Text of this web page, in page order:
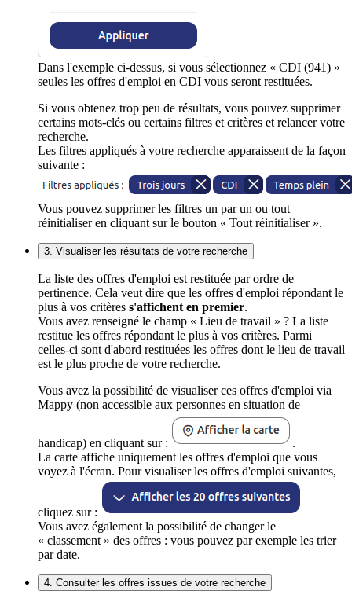
Dans l'exemple ci-dessus, si vous sélectionnez « CDI (941) »
seules les offres d'emploi en CDI vous seront restituées.
Si vous obtenez trop peu de résultats, vous pouvez supprimer
certains mots-clés ou certains filtres et critères et relancer votre
recherche.
Les filtres appliqués à votre recherche apparaissent de la façon
suivante :
Vous pouvez supprimer les filtres un par un ou tout
réinitialiser en cliquant sur le bouton « Tout réinitialiser ».
3. Visualiser les résultats de votre recherche
La liste des offres d'emploi est restituée par ordre de
pertinence. Cela veut dire que les offres d'emploi répondant le
plus à vos critères s'affichent en premier.
Vous avez renseigné le champ « Lieu de travail » ? La liste
restitue les offres répondant le plus à vos critères. Parmi
celles-ci sont d'abord restituées les offres dont le lieu de travail
est le plus proche de votre recherche.
Vous avez la possibilité de visualiser ces offres d'emploi via
Mappy (non accessible aux personnes en situation de
handicap) en cliquant sur :
.
La carte affiche uniquement les offres d'emploi que vous
voyez à l'écran. Pour visualiser les offres d'emploi suivantes,
cliquez sur :
Vous avez également la possibilité de changer le
« classement » des offres : vous pouvez par exemple les trier
par date.
4. Consulter les offres issues de votre recherche